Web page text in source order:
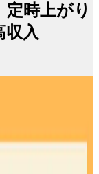
定時上がり
収入